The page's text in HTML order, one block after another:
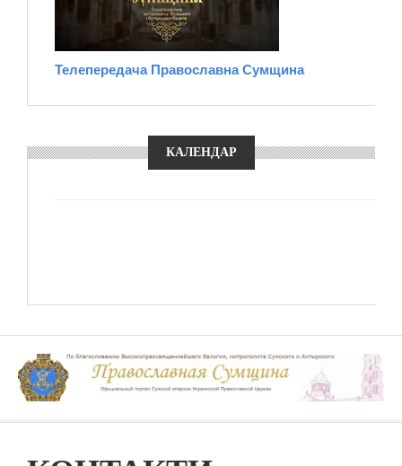
Телепередача Православна Сумщина
КАЛЕНДАР